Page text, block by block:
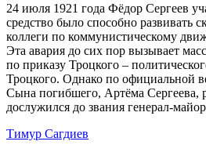
24 июля 1921 года Фёдор Сергеев
средство было способно развивать
коллеги по коммунистическому
Эта авария до сих пор вызывает
по приказу Троцкого –
Троцкого. Однако по официальной
Сына погибшего, Артёма Сергеева,
дослужился до звания генерал-
Тимур Сагдиев